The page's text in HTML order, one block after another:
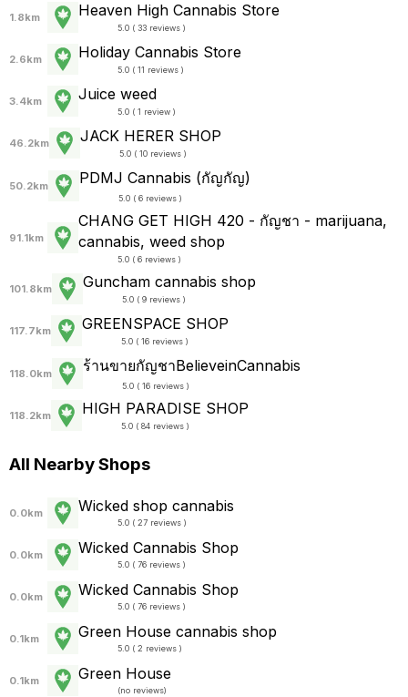
1.8km Heaven High Cannabis Store
5.0 ( 33 reviews )
2.6km Holiday Cannabis Store
5.0 ( 11 reviews )
3.4km Juice weed
5.0 ( 1 review )
46.2km JACK HERER SHOP
5.0 ( 10 reviews )
50.2km PDMJ Cannabis (กัญกัญ)
5.0 ( 6 reviews )
91.1km
CHANG GET HIGH 420 - กัญชา - marijuana,
cannabis, weed shop
5.0 ( 6 reviews )
101.8km Guncham cannabis shop
5.0 ( 9 reviews )
117.7km GREENSPACE SHOP
5.0 ( 16 reviews )
118.0km ร้านขายกัญชาBelieveinCannabis
5.0 ( 16 reviews )
118.2km HIGH PARADISE SHOP
5.0 ( 84 reviews )
All Nearby Shops
0.0km Wicked shop cannabis
5.0 ( 27 reviews )
0.0km Wicked Cannabis Shop
5.0 ( 76 reviews )
0.0km Wicked Cannabis Shop
5.0 ( 76 reviews )
0.1km Green House cannabis shop
5.0 ( 2 reviews )
0.1km Green House
(no reviews)